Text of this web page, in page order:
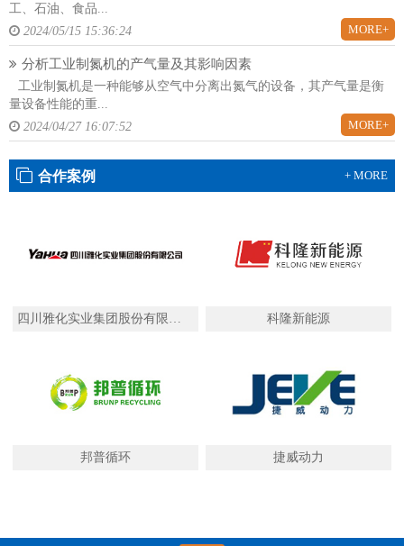
工、石油、食品...
2024/05/15 15:36:24
MORE+
分析工业制氮机的产气量及其影响因素
工业制氮机是一种能够从空气中分离出氮气的设备，其产气量是衡
量设备性能的重...
2024/04/27 16:07:52
MORE+
合作案例 + MORE
科隆新能源
邦普循环 捷威动力